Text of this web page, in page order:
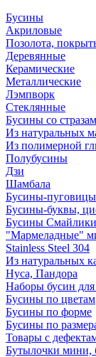
Бусины
Акриловые
Позолота,
Деревянные
Керамические
Металлические
Лэмпворк
Стеклянные
Бусины со
Из натуральных
Из полимерной
Полубусины
Дзи
Шамбала
Бусины-пуговицы
Бусины-буквы,
Бусины Смайлики
"Мармеладные"
Stainless Steel 304
Из натуральных
Нуса, Пандора
Наборы бусин для
Бусины по цветам
Бусины по форме
Бусины по
Товары с
Бутылочки мини,